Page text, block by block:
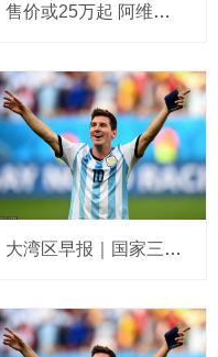
售价或25万起 阿维塔12增程版将10月15日开启预售 纯电续航201km
大湾区早报｜国家三部门拟允许在深圳等地设立外商独资医院；深圳：汽车报废更新补贴力度进一步提高 补贴标